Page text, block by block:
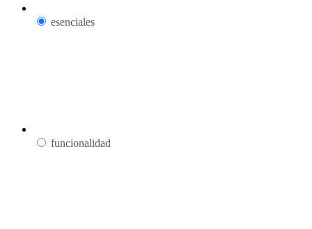
esenciales
funcionalidad